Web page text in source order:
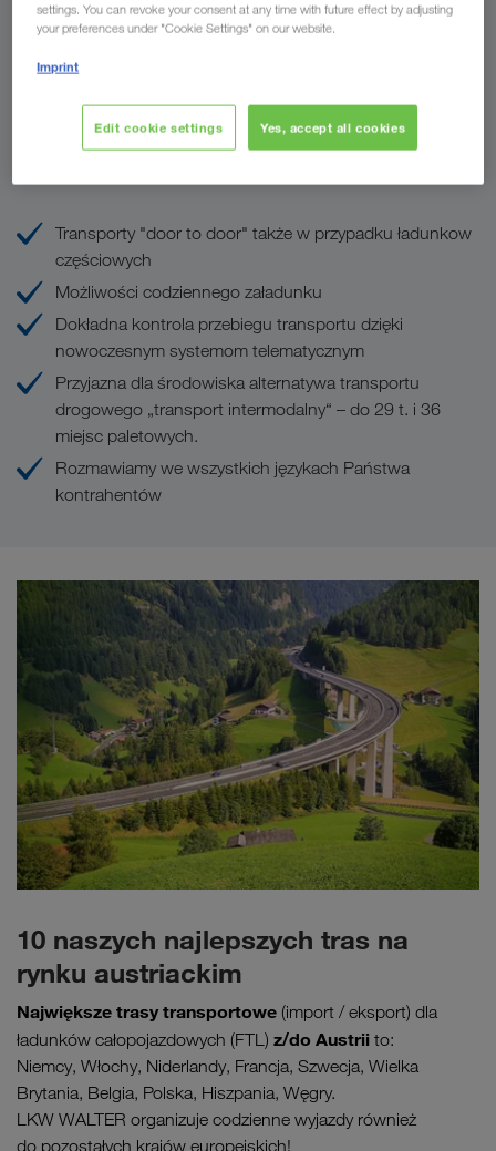
Transporty "door to door" także w przypadku ładunkow
częściowych
Możliwości codziennego załadunku
Dokładna kontrola przebiegu transportu dzięki
nowoczesnym systemom telematycznym
Przyjazna dla środowiska alternatywa transportu
drogowego „transport intermodalny“ – do 29 t. i 36
miejsc paletowych.
Rozmawiamy we wszystkich językach Państwa
kontrahentów
10 naszych najlepszych tras na
rynku austriackim
Największe trasy transportowe (import / eksport) dla
ładunków całopojazdowych (FTL) z/do Austrii to:
Niemcy, Włochy, Niderlandy, Francja, Szwecja, Wielka
Brytania, Belgia, Polska, Hiszpania, Węgry.
LKW WALTER organizuje codzienne wyjazdy również
do pozostałych krajów europejskich!
settings. You can revoke your consent at any time with future effect by adjusting
your preferences under "Cookie Settings" on our website.
Imprint
Edit cookie settings Yes, accept all cookies